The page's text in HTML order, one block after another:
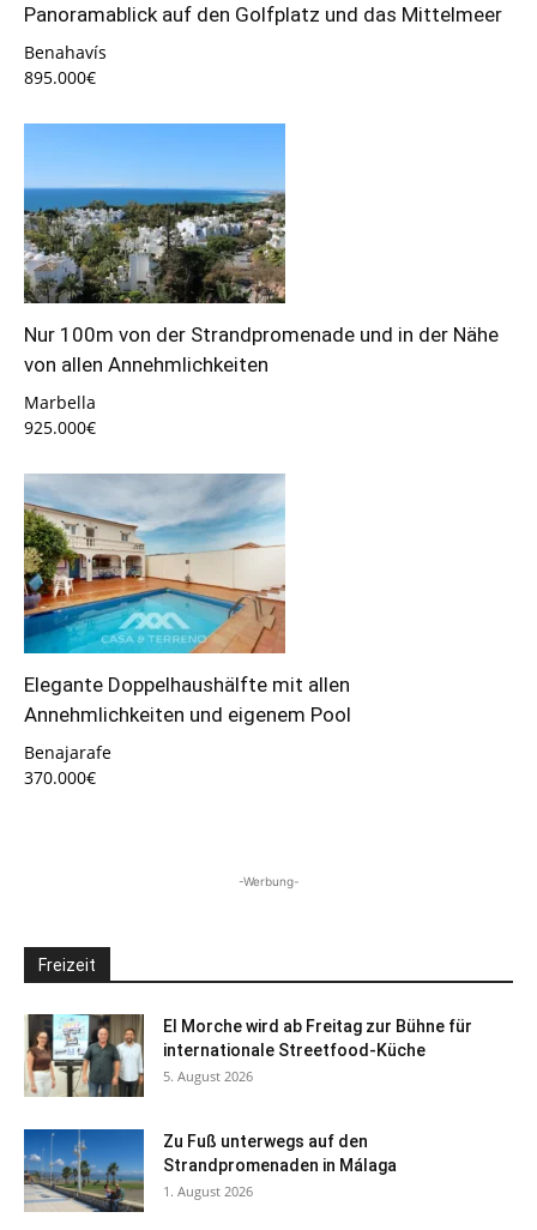
Panoramablick auf den Golfplatz und das Mittelmeer
Benahavís
895.000€
Nur 100m von der Strandpromenade und in der Nähe
von allen Annehmlichkeiten
Marbella
925.000€
Elegante Doppelhaushälfte mit allen
Annehmlichkeiten und eigenem Pool
Benajarafe
370.000€
-Werbung-
Freizeit
El Morche wird ab Freitag zur Bühne für
internationale Streetfood-Küche
5. August 2026
Zu Fuß unterwegs auf den
Strandpromenaden in Málaga
1. August 2026